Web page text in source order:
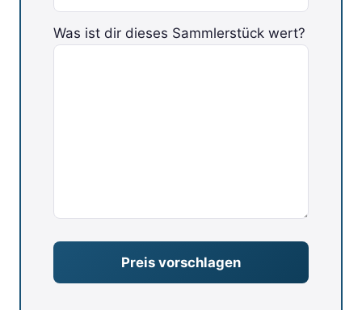
Bitte lasse dieses Feld leer.
Was ist dir dieses Sammlerstück wert?